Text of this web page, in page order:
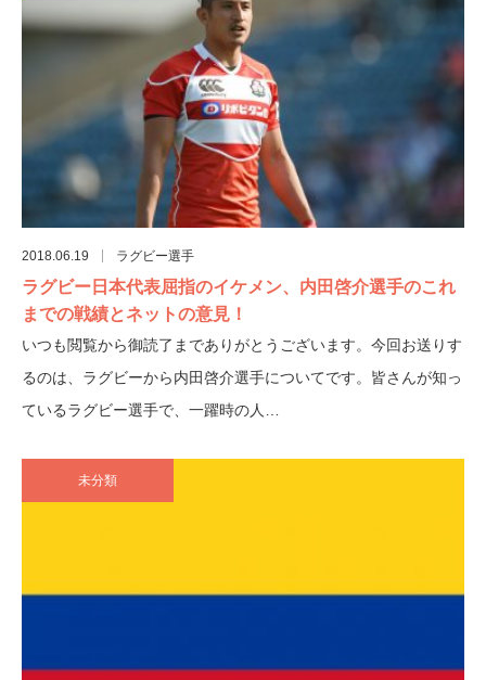
2018.06.19 ラグビー選手
ラグビー日本代表屈指のイケメン、内田啓介選手のこれ
までの戦績とネットの意見！
いつも閲覧から御読了までありがとうございます。今回お送りす
るのは、ラグビーから内田啓介選手についてです。皆さんが知っ
ているラグビー選手で、一躍時の人…
未分類